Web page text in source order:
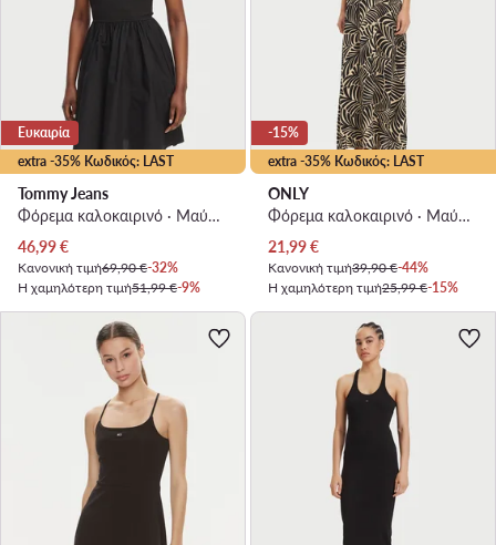
extra -35% Κωδικός: LAST
Ευκαιρία
Tommy Jeans
Φόρεμα καλοκαιρινό · Μαύρο · Mini
Τρέχουσα τιμή
46,99€
Κανονική τιμή69,90 €-32%
Η χαμηλότερη τιμή51,99 €-9%
extra -35% Κωδικός: LAST
-15%
ONLY
Φόρεμα καλοκαιρινό · Μαύρο · Maxi
Τρέχουσα τιμή
21,99€
Κανονική τιμή39,90 €-44%
Η χαμηλότερη τιμή25,99 €-15%